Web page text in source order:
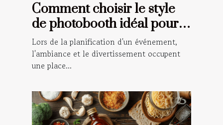
Comment choisir le style
de photobooth idéal pour
votre événement
Lors de la planification d'un événement,
l'ambiance et le divertissement occupent
une place...